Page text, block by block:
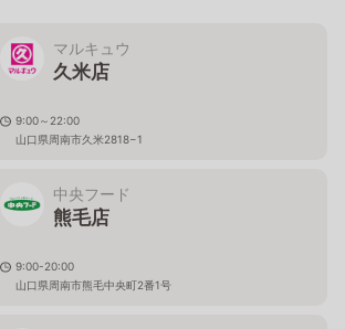
マルキュウ
久米店
9:00～22:00
山口県周南市久米2818−1
中央フード
熊毛店
9:00-20:00
山口県周南市熊毛中央町2番1号